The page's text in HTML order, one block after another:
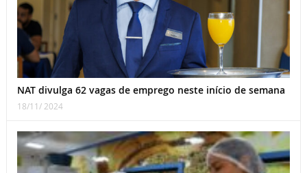
NAT divulga 62 vagas de emprego neste início de semana
18/11/ 2024